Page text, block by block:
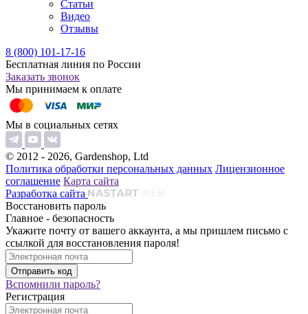
Статьи
Видео
Отзывы
8 (800) 101-17-16
Бесплатная линия по России
Заказать звонок
Мы принимаем к оплате
Мы в социальных сетях
© 2012 - 2026, Gardenshop, Ltd
Политика обработки персональных данных Лицензионное
соглашение Карта сайта
Разработка сайта
Восстановить пароль
Главное - безопасность
Укажите почту от вашего аккаунта, а мы пришлем письмо с
ссылкой для восстановления пароля!
Вспомнили пароль?
Регистрация